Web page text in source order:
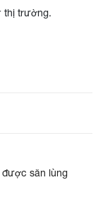
thị trường.
được săn lùng